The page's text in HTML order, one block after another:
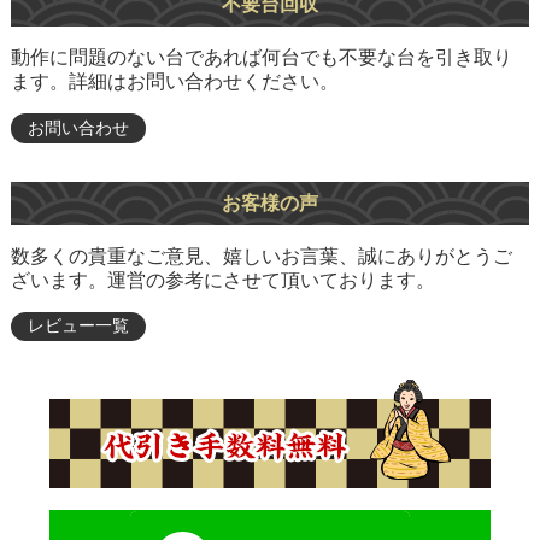
不要台回収
動作に問題のない台であれば何台でも不要な台を引き取り
ます。詳細はお問い合わせください。
お問い合わせ
お客様の声
数多くの貴重なご意見、嬉しいお言葉、誠にありがとうご
ざいます。運営の参考にさせて頂いております。
レビュー一覧